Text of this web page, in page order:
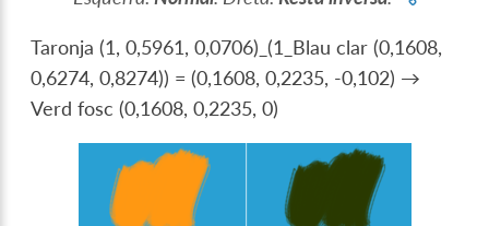
Taronja (1, 0,5961, 0,0706)_(1_Blau clar (0,1608,
0,6274, 0,8274)) = (0,1608, 0,2235, -0,102) →
Verd fosc (0,1608, 0,2235, 0)